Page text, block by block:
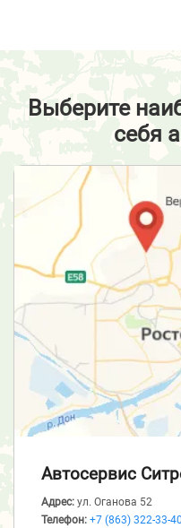
Выберите
себя
Автосервис
Адрес: ул. Оганова 52
Телефон: +7 (863) 322-33-40